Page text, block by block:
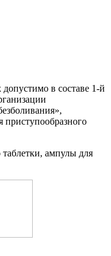
в составе 1-й
приступообразного